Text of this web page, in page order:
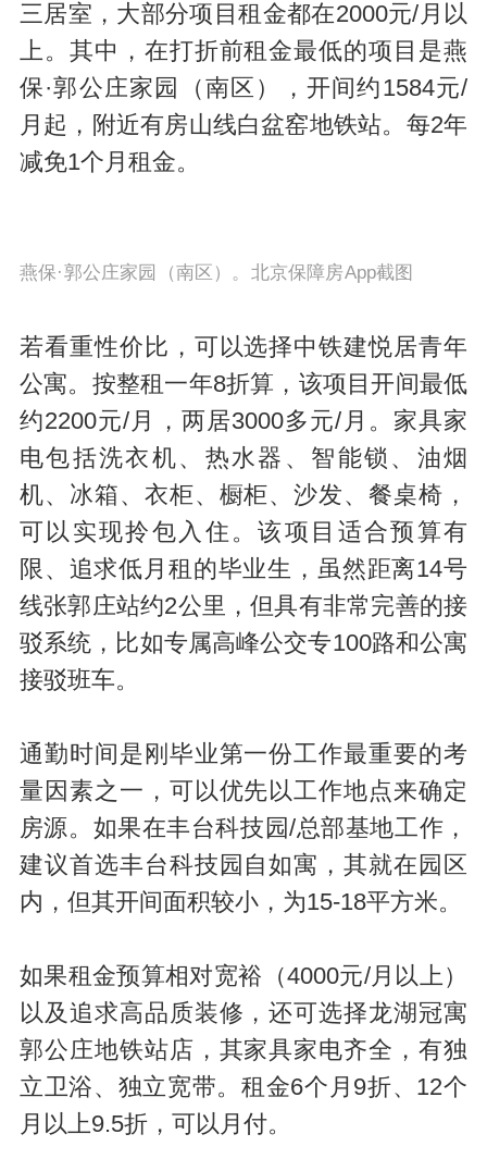
三居室，大部分项目租金都在2000元/月以
上。其中，在打折前租金最低的项目是燕
保·郭公庄家园（南区），开间约1584元/
月起，附近有房山线白盆窑地铁站。每2年
减免1个月租金。
燕保·郭公庄家园（南区）。北京保障房App截图
若看重性价比，可以选择中铁建悦居青年
公寓。按整租一年8折算，该项目开间最低
约2200元/月，两居3000多元/月。家具家
电包括洗衣机、热水器、智能锁、油烟
机、冰箱、衣柜、橱柜、沙发、餐桌椅，
可以实现拎包入住。该项目适合预算有
限、追求低月租的毕业生，虽然距离14号
线张郭庄站约2公里，但具有非常完善的接
驳系统，比如专属高峰公交专100路和公寓
接驳班车。
通勤时间是刚毕业第一份工作最重要的考
量因素之一，可以优先以工作地点来确定
房源。如果在丰台科技园/总部基地工作，
建议首选丰台科技园自如寓，其就在园区
内，但其开间面积较小，为15-18平方米。
如果租金预算相对宽裕（4000元/月以上）
以及追求高品质装修，还可选择龙湖冠寓
郭公庄地铁站店，其家具家电齐全，有独
立卫浴、独立宽带。租金6个月9折、12个
月以上9.5折，可以月付。